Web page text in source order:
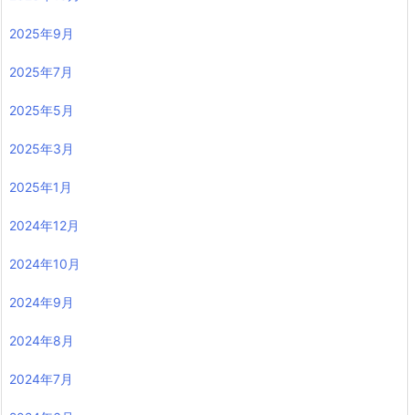
2025年9月
2025年7月
2025年5月
2025年3月
2025年1月
2024年12月
2024年10月
2024年9月
2024年8月
2024年7月